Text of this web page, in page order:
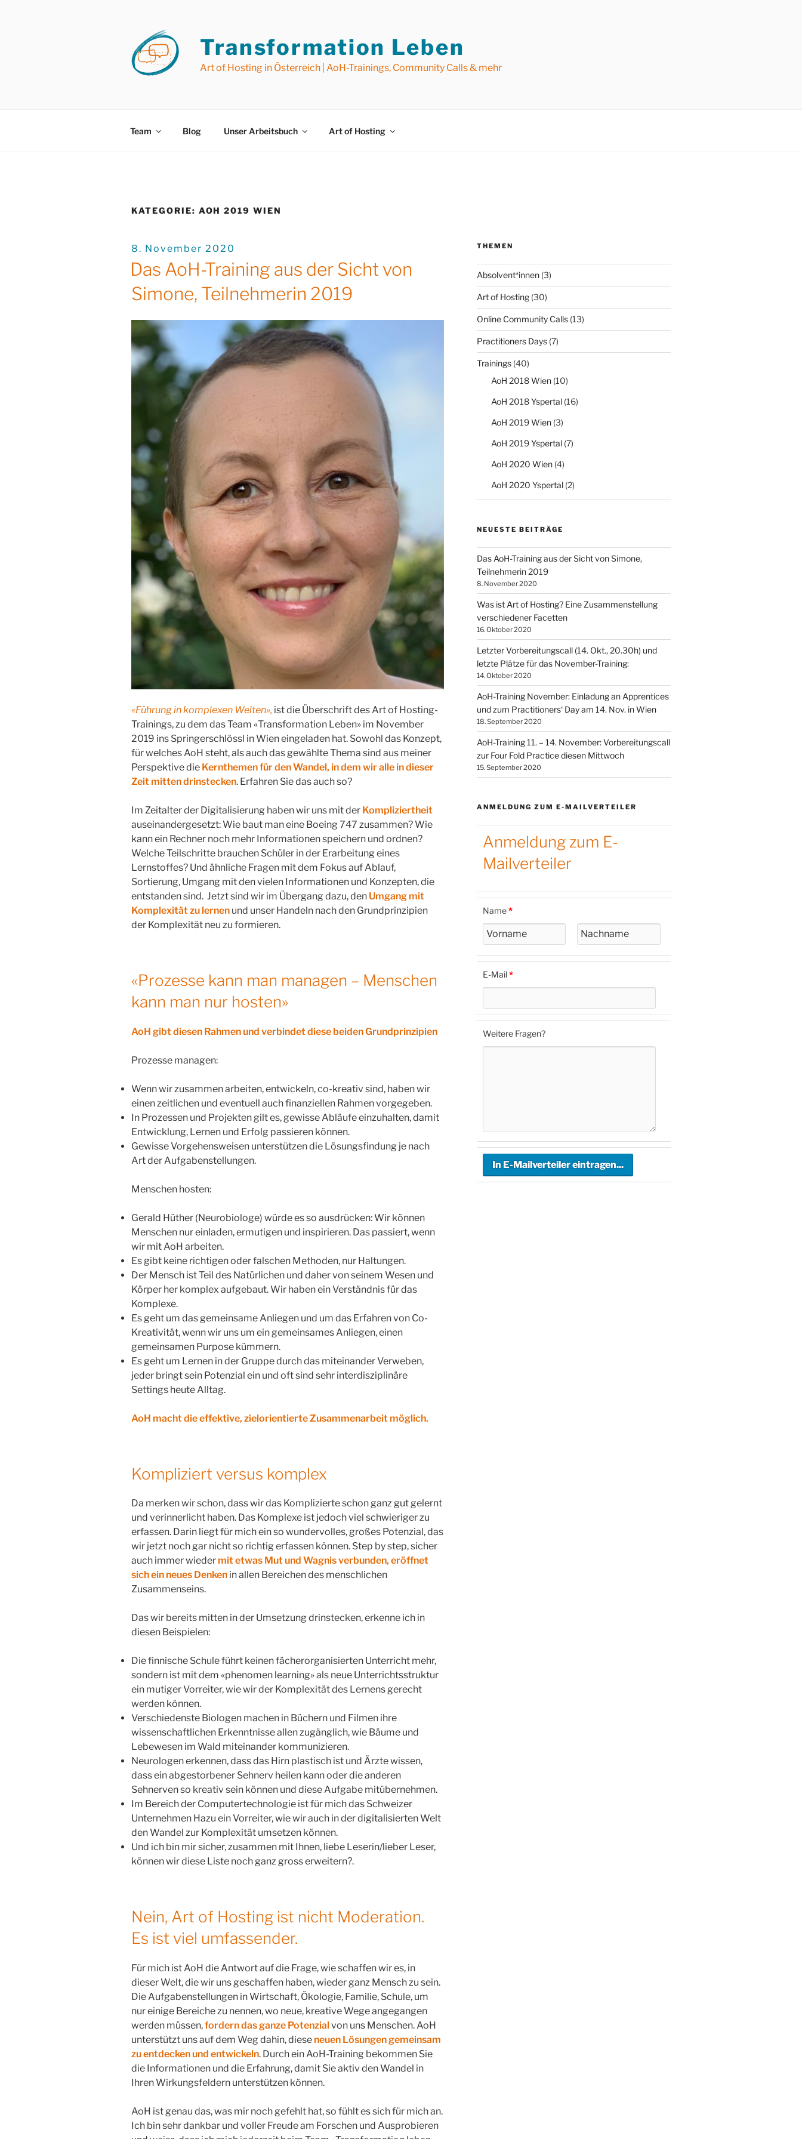
Transformation Leben
Art of Hosting in Österreich | AoH-Trainings, Community Calls & mehr
Team Blog Unser Arbeitsbuch Art of Hosting
KATEGORIE: AOH 2019 WIEN
VERÖFFENTLICHT
AM
8. November 2020
Das AoH-Training aus der Sicht von
Simone, Teilnehmerin 2019
«Führung in komplexen Welten», ist die Überschrift des Art of Hosting-
Trainings, zu dem das Team «Transformation Leben» im November
2019 ins Springerschlössl in Wien eingeladen hat. Sowohl das Konzept,
für welches AoH steht, als auch das gewählte Thema sind aus meiner
Perspektive die Kernthemen für den Wandel, in dem wir alle in dieser
Zeit mitten drinstecken. Erfahren Sie das auch so?
Im Zeitalter der Digitalisierung haben wir uns mit der Kompliziertheit
auseinandergesetzt: Wie baut man eine Boeing 747 zusammen? Wie
kann ein Rechner noch mehr Informationen speichern und ordnen?
Welche Teilschritte brauchen Schüler in der Erarbeitung eines
Lernstoffes? Und ähnliche Fragen mit dem Fokus auf Ablauf,
Sortierung, Umgang mit den vielen Informationen und Konzepten, die
entstanden sind. Jetzt sind wir im Übergang dazu, den Umgang mit
Komplexität zu lernen und unser Handeln nach den Grundprinzipien
der Komplexität neu zu formieren.
«Prozesse kann man managen – Menschen
kann man nur hosten»
AoH gibt diesen Rahmen und verbindet diese beiden Grundprinzipien
Prozesse managen:
Wenn wir zusammen arbeiten, entwickeln, co-kreativ sind, haben wir
einen zeitlichen und eventuell auch finanziellen Rahmen vorgegeben.
In Prozessen und Projekten gilt es, gewisse Abläufe einzuhalten, damit
Entwicklung, Lernen und Erfolg passieren können.
Gewisse Vorgehensweisen unterstützen die Lösungsfindung je nach
Art der Aufgabenstellungen.
Menschen hosten:
Gerald Hüther (Neurobiologe) würde es so ausdrücken: Wir können
Menschen nur einladen, ermutigen und inspirieren. Das passiert, wenn
wir mit AoH arbeiten.
Es gibt keine richtigen oder falschen Methoden, nur Haltungen.
Der Mensch ist Teil des Natürlichen und daher von seinem Wesen und
Körper her komplex aufgebaut. Wir haben ein Verständnis für das
Komplexe.
Es geht um das gemeinsame Anliegen und um das Erfahren von Co-
Kreativität, wenn wir uns um ein gemeinsames Anliegen, einen
gemeinsamen Purpose kümmern.
Es geht um Lernen in der Gruppe durch das miteinander Verweben,
jeder bringt sein Potenzial ein und oft sind sehr interdisziplinäre
Settings heute Alltag.
AoH macht die effektive, zielorientierte Zusammenarbeit möglich.
Kompliziert versus komplex
Da merken wir schon, dass wir das Komplizierte schon ganz gut gelernt
und verinnerlicht haben. Das Komplexe ist jedoch viel schwieriger zu
erfassen. Darin liegt für mich ein so wundervolles, großes Potenzial, das
wir jetzt noch gar nicht so richtig erfassen können. Step by step, sicher
auch immer wieder mit etwas Mut und Wagnis verbunden, eröffnet
sich ein neues Denken in allen Bereichen des menschlichen
Zusammenseins.
Das wir bereits mitten in der Umsetzung drinstecken, erkenne ich in
diesen Beispielen:
Die finnische Schule führt keinen fächerorganisierten Unterricht mehr,
sondern ist mit dem «phenomen learning» als neue Unterrichtsstruktur
ein mutiger Vorreiter, wie wir der Komplexität des Lernens gerecht
werden können.
Verschiedenste Biologen machen in Büchern und Filmen ihre
wissenschaftlichen Erkenntnisse allen zugänglich, wie Bäume und
Lebewesen im Wald miteinander kommunizieren.
Neurologen erkennen, dass das Hirn plastisch ist und Ärzte wissen,
dass ein abgestorbener Sehnerv heilen kann oder die anderen
Sehnerven so kreativ sein können und diese Aufgabe mitübernehmen.
Im Bereich der Computertechnologie ist für mich das Schweizer
Unternehmen Hazu ein Vorreiter, wie wir auch in der digitalisierten Welt
den Wandel zur Komplexität umsetzen können.
Und ich bin mir sicher, zusammen mit Ihnen, liebe Leserin/lieber Leser,
können wir diese Liste noch ganz gross erweitern?.
Nein, Art of Hosting ist nicht Moderation.
Es ist viel umfassender.
Für mich ist AoH die Antwort auf die Frage, wie schaffen wir es, in
dieser Welt, die wir uns geschaffen haben, wieder ganz Mensch zu sein.
Die Aufgabenstellungen in Wirtschaft, Ökologie, Familie, Schule, um
nur einige Bereiche zu nennen, wo neue, kreative Wege angegangen
werden müssen,fordern das ganze Potenzialvon uns Menschen. AoH
unterstützt uns auf dem Weg dahin, diese neuen Lösungen gemeinsam
zu entdecken und entwickeln. Durch ein AoH-Training bekommen Sie
die Informationen und die Erfahrung, damit Sie aktiv den Wandel in
Ihren Wirkungsfeldern unterstützen können.
AoH ist genau das, was mir noch gefehlt hat, so fühlt es sich für mich an.
Ich bin sehr dankbar und voller Freude am Forschen und Ausprobieren
THEMEN
Absolvent*innen(3)
Art of Hosting(30)
Online Community Calls(13)
Practitioners Days(7)
Trainings(40)
AoH 2018 Wien(10)
AoH 2018 Yspertal(16)
AoH 2019 Wien(3)
AoH 2019 Yspertal(7)
AoH 2020 Wien(4)
AoH 2020 Yspertal(2)
NEUESTE BEITRÄGE
Das AoH-Training aus der Sicht von Simone,
Teilnehmerin 2019
8. November 2020
Was ist Art of Hosting? Eine Zusammenstellung
verschiedener Facetten
16. Oktober 2020
Letzter Vorbereitungscall (14. Okt., 20.30h) und
letzte Plätze für das November-Training:
14. Oktober 2020
AoH-Training November: Einladung an Apprentices
und zum Practitioners‘ Day am 14. Nov. in Wien
18. September 2020
AoH-Training 11. – 14. November: Vorbereitungscall
zur Four Fold Practice diesen Mittwoch
15. September 2020
ANMELDUNG ZUM E-MAILVERTEILER
Anmeldung zum E-
Mailverteiler
Name*
E-Mail*
Weitere Fragen?